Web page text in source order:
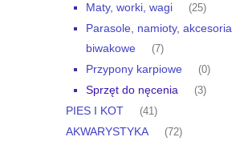
Maty, worki, wagi (25)
Parasole, namioty, akcesoria
biwakowe
(7)
Przypony karpiowe (0)
Sprzęt do nęcenia (3)
PIES I KOT (41)
AKWARYSTYKA (72)